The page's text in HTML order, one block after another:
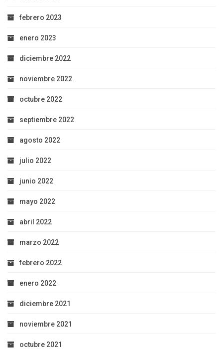
febrero 2023
enero 2023
diciembre 2022
noviembre 2022
octubre 2022
septiembre 2022
agosto 2022
julio 2022
junio 2022
mayo 2022
abril 2022
marzo 2022
febrero 2022
enero 2022
diciembre 2021
noviembre 2021
octubre 2021